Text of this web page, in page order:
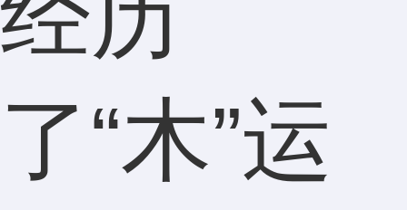
了“木”运